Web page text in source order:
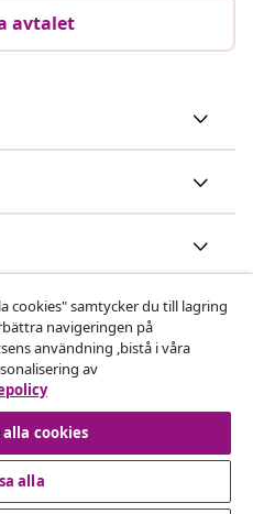
avtalet
är en webbshop från
International B.V.
cookies" samtycker du till lagring
navigeringen på
användning ,bistå i våra
av
cookies
alla